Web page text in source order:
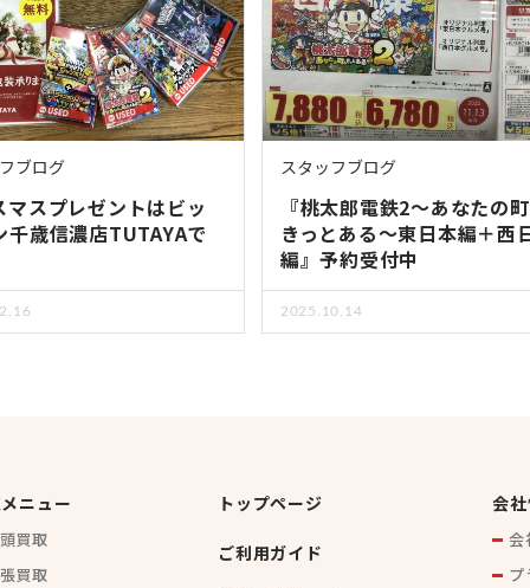
ブログ
マスプレゼントはビッ
千歳信濃店TUTAYAで
スタッフブログ
『桃太郎電鉄2～あなたの
きっとある～東日本編＋西
編』予約受付中
2025.10.14
ニュー
買取
買取
トップページ
ご利用ガイド
会
会
プ